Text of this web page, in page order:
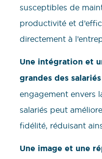
susceptibles de
productivité et
directement à
Une intégration et
grandes des salariés
engagement envers
salariés peut
fidélité, réduisant
Une image et une